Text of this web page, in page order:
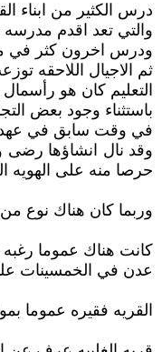
درس الكثير من ابناء
والتي تعد اقدم مدرسه
ودرس اخرون كثر في
ثم الاجيال اللاحقه
التعليم كان هو
باستثناء وجود بعض
في وقت سابق في عهد
وقد نال انشاؤها رضى
حرصا منه على الهويه
وربما كان هناك نوع من
كانت هناك عموما رغبه
عدن في الخمسينات
القريه فقيره عموما